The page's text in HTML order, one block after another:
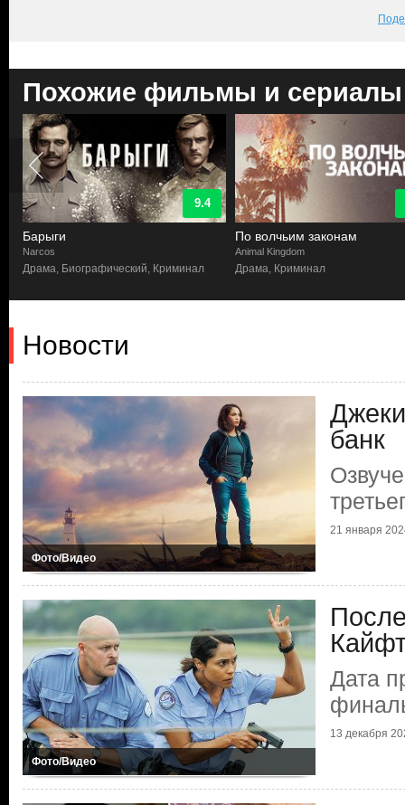
Похожие фильмы и сериалы
9.4
Барыги
Narcos
Драма, Биографический, Криминал
По волчьим законам
Animal Kingdom
Драма, Криминал
Новости
Фото/Видео
банк
21 января
Фото/Видео
Дата
13 декабря